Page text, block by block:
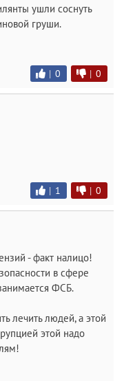
ушли соснуть
груши.
| 0 | 0
| 1 | 0
- факт налицо!
в сфере
ФСБ.
лечить людей, а этой
этой надо